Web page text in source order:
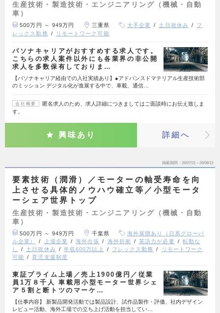
生産技術・製造技術・エンジニアリング（機械・自動
車）
500万円 ～ 949万円 三重県 大手企業 土日祝休み
フ
レックス勤務
リモートワーク可能
パソナキャリアがおすすめする求人です。
こちらの求人案件以外にも各業界の非公開
求人を多数保有しておりま…
【パソナキャリア経由での入社実績あり】●アドバンスドマテリアル生産技術部
のミッション デジタル化が進展する中で、車載、通信…
会社概要
匿名求人のため、求人詳細につきましてはご面談時にお伝え致しま
す。
興味あり 詳細へ
掲載期間 26/07/31～26/08/13
要素技術（潤滑）／モーターの軸受寿命を向
上させる具体的ノウハウ確立等／小型モータ
ーシェア世界トップ
生産技術・製造技術・エンジニアリング（機械・自動
車）
500万円 ～ 949万円 千葉県
海外展開あり（日系グローバ
ル企業）
上場企業 海外出張 海外折衝 英語力が必要
転勤な
し
土日祝休み 年収600万以上 フレックス勤務
リモートワーク
可能
育児支援制度
東証プライム上場／売上1900億円／従業
員1万８千人 車載用小型モーター世界シェ
ア５割と断トツのマーケ…
【仕事内容】 新製品開発活動では製品設計、試作品製作・評価、社内デザイン
レビュー活動、海外工場での立ち上げ活動を担当してい…